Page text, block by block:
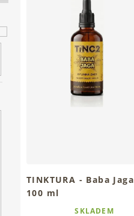
TINKTURA - Baba Jaga
100 ml
SKLADEM